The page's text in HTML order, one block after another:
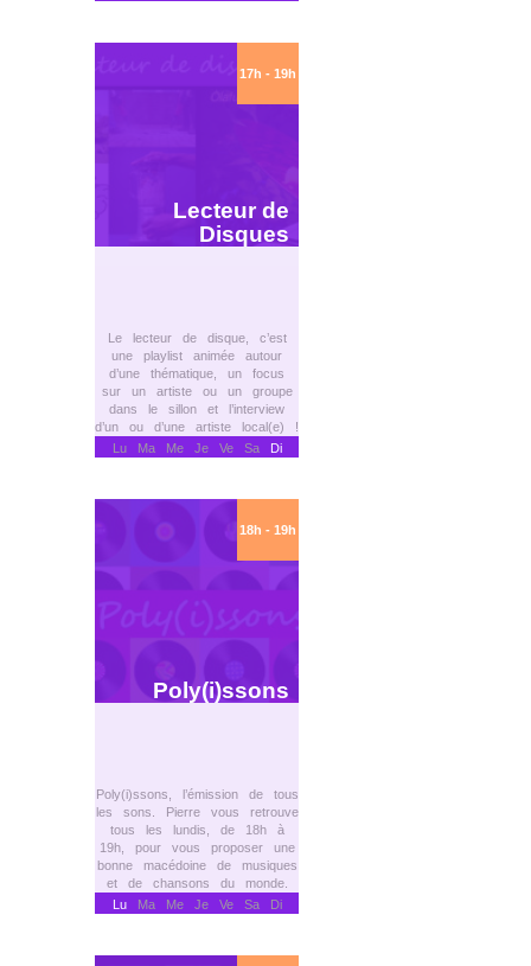
17h - 19h
Lecteur de
Disques
Le lecteur de disque, c’est
une playlist animée autour
d’une thématique, un focus
sur un artiste ou un groupe
dans le sillon et l’interview
d’un ou d’une artiste local(e) !
Lu Ma Me Je Ve Sa
Di
18h - 19h
Poly(i)ssons
Poly(i)ssons, l’émission de tous
les sons. Pierre vous retrouve
tous les lundis, de 18h à
19h, pour vous proposer une
bonne macédoine de musiques
et de chansons du monde.
LuMa Me Je Ve Sa Di